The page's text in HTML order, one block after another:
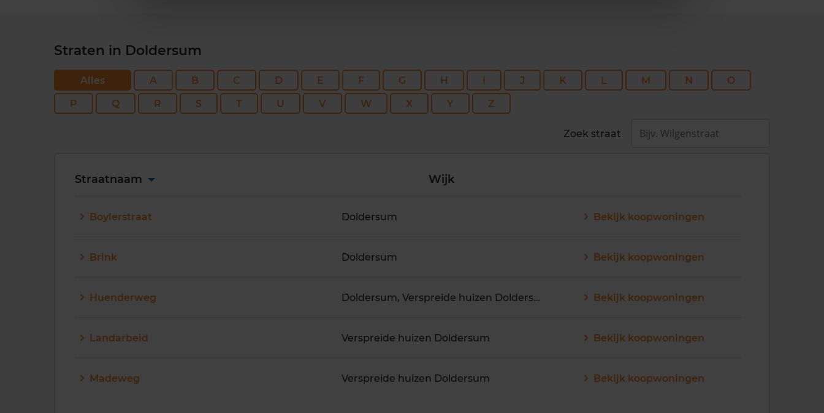
Straten in Doldersum
Alles A B C D E F G H I J K L M N
O
P
Q R S T U V W X Y Z
Zoek straat
Straatnaam Wijk
Boylerstraat Doldersum Bekijk koopwoningen
Brink Doldersum Bekijk koopwoningen
Huenderweg Doldersum, Verspreide huizen Doldersum Bekijk koopwoningen
Landarbeid Verspreide huizen Doldersum Bekijk koopwoningen
Madeweg Verspreide huizen Doldersum Bekijk koopwoningen